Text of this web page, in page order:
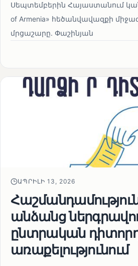
Սեպտեմբերին Հայաստանում
of Armenia» հեծանվավազքի
մրցաշարը. Փաշինյան
ԱՊՐԻԼԻ 13, 2026
անձանց
ընտրական
առաքելությունում